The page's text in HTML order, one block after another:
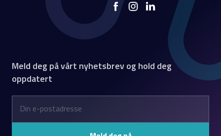
Meld deg på vårt nyhetsbrev og hold deg
oppdatert